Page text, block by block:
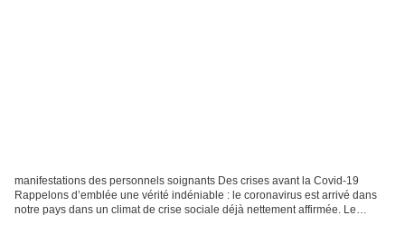
manifestations des personnels soignants Des crises avant la Covid-19
Rappelons d’emblée une vérité indéniable : le coronavirus est arrivé dans
notre pays dans un climat de crise sociale déjà nettement affirmée. Le